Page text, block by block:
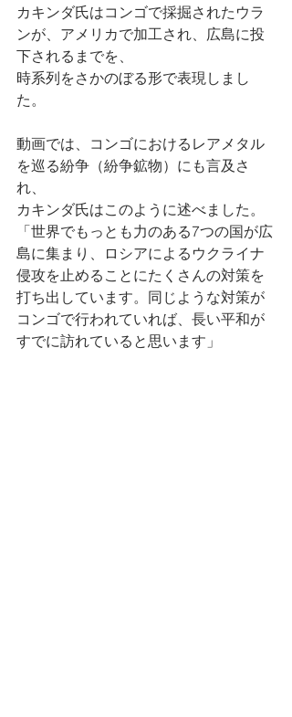
カキンダ氏はコンゴで採掘されたウラ
ンが、アメリカで加工され、広島に投
下されるまでを、
時系列をさかのぼる形で表現しまし
た。
動画では、コンゴにおけるレアメタル
を巡る紛争（紛争鉱物）にも言及さ
れ、
カキンダ氏はこのように述べました。
「世界でもっとも力のある7つの国が広
島に集まり、ロシアによるウクライナ
侵攻を止めることにたくさんの対策を
打ち出しています。同じような対策が
コンゴで行われていれば、長い平和が
すでに訪れていると思います」